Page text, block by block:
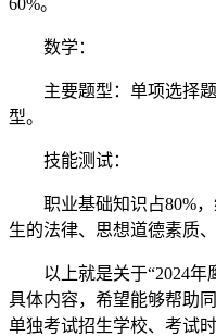
数学：
主要题型：单项选择题
型。
技能测试：
职业基础知识占80%，
生的法律、思想道德素质
以上就是关于“2024年
具体内容，希望能够帮助
单独考试招生学校、考试